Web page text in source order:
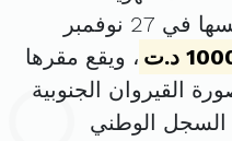
. تم تأسيسها في 27 نوفمبر
د.ت
، ويقع مقرها
القيروان الجنوبية
الوطني